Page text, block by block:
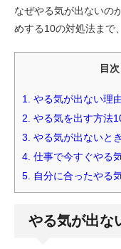
なぜやる気が出ないの
めする10の対処法まで
目次
1.
やる気が出ない理
2. やる気を出す方法
3. やる気が出ないと
4. 仕事で今すぐやる
5.
自分に合ったやる
やる気が出な